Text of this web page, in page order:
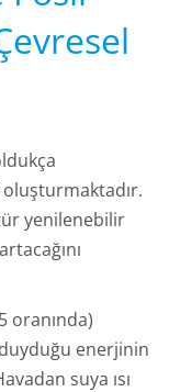
yenilenebilir
oranında)
enerjinin
suya ısı